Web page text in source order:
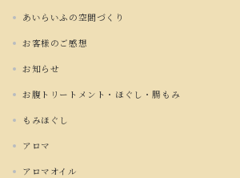
あいらいふの空間づくり
お客様のご感想
お知らせ
お腹トリートメント・ほぐし・腸もみ
もみほぐし
アロマ
アロマオイル